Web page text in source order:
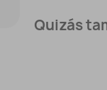
Quizás